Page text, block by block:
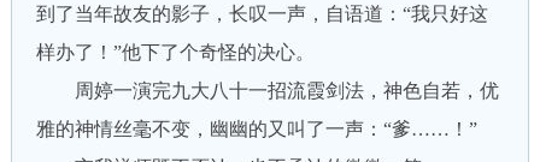
到了当年故友的影子，长叹一声，自语道：“我只好这
样办了！”他下了个奇怪的决心。
周婷一演完九大八十一招流霞剑法，神色自若，优
雅的神情丝毫不变，幽幽的又叫了一声：“爹……！”